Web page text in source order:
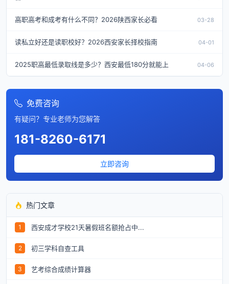
高职高考和成考有什么不同？2026陕西家长必看 03-28
读私立好还是读职校好？2026西安家长择校指南 04-01
2025职高最低录取线是多少？西安最低180分就能上 04-06
免费咨询
有疑问？专业老师为您解答
181-8260-6171
立即咨询
热门文章
1 西安成才学校21天暑假班名额抢占中...
2 初三学科自查工具
3 艺考综合成绩计算器